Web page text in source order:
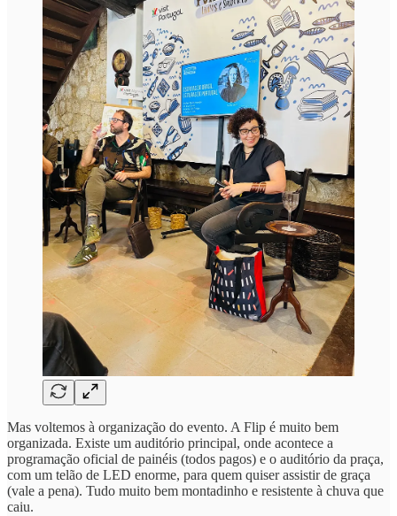
Mas voltemos à organização do evento. A Flip é muito bem
organizada. Existe um auditório principal, onde acontece a
programação oficial de painéis (todos pagos) e o auditório da praça,
com um telão de LED enorme, para quem quiser assistir de graça
(vale a pena). Tudo muito bem montadinho e resistente à chuva que
caiu.